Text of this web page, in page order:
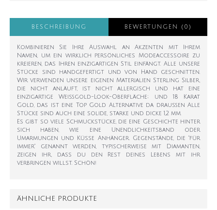
BESCHREIBUNG BEWERTUNGEN (0)
Kombinieren Sie Ihre Auswahl an Akzenten mit Ihrem
Namen, um ein wirklich persönliches Modeaccessoire zu
kreieren, das Ihren einzigartigen Stil einfängt. Alle unsere
Stücke sind handgefertigt und von Hand geschnitten.
Wir verwenden unsere eigenen Materialien Sterling Silber,
die nicht anläuft, ist nicht allergisch und hat eine
einzigartige Weißgold-Look-Oberfläche; und 18 Karat
Gold, das ist eine Top Gold Alternative da draußen Alle
Stücke sind auch eine solide, starke und dicke 1,2 mm.
Es gibt so viele Schmuckstücke, die eine Geschichte hinter
sich haben, wie eine Unendlichkeitsband oder
Umarmungen und Küsse Anhänger. Gegenstände, die "für
immer" genannt werden, typischerweise mit Diamanten,
zeigen ihr, dass du den Rest deines Lebens mit ihr
verbringen willst. Schön!
ÄHNLICHE PRODUKTE